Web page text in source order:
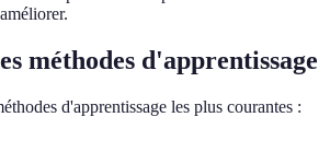
méthodes d'apprentissage
d'apprentissage les plus courantes :